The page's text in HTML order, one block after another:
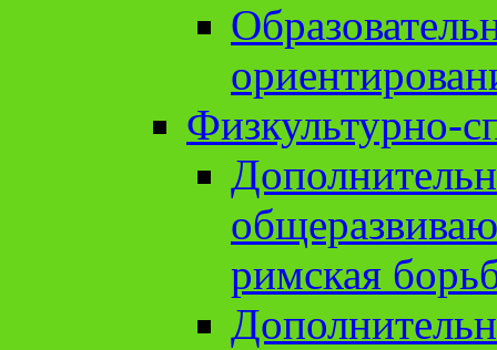
Физкультурно-
римская